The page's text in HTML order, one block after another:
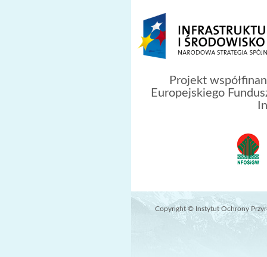
Projekt
Europejskiego
Copyright © Instytut Ochrony